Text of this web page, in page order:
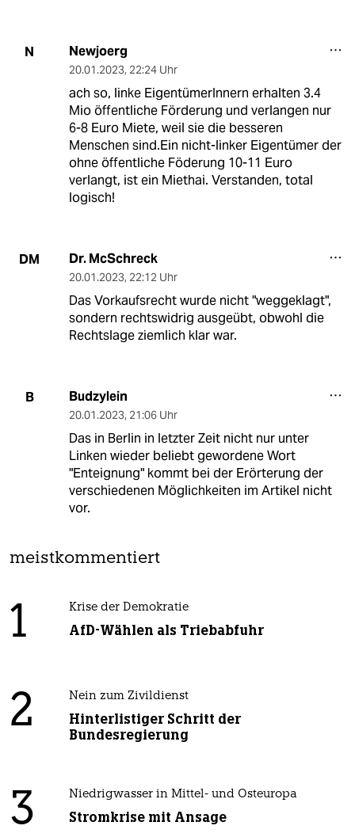
N Newjoerg
20.01.2023, 22:24 Uhr
ach so, linke EigentümerInnern erhalten 3.4
Mio öffentliche Förderung und verlangen nur
6-8 Euro Miete, weil sie die besseren
Menschen sind.Ein nicht-linker Eigentümer der
ohne öffentliche Föderung 10-11 Euro
verlangt, ist ein Miethai. Verstanden, total
logisch!
DM Dr. McSchreck
20.01.2023, 22:12 Uhr
Das Vorkaufsrecht wurde nicht "weggeklagt",
sondern rechtswidrig ausgeübt, obwohl die
Rechtslage ziemlich klar war.
B Budzylein
20.01.2023, 21:06 Uhr
Das in Berlin in letzter Zeit nicht nur unter
Linken wieder beliebt gewordene Wort
"Enteignung" kommt bei der Erörterung der
verschiedenen Möglichkeiten im Artikel nicht
vor.
meistkommentiert
1 Krise der Demokratie
AfD-Wählen als Triebabfuhr
2 Nein zum Zivildienst
Hinterlistiger Schritt der
Bundesregierung
3 Niedrigwasser in Mittel- und Osteuropa
Stromkrise mit Ansage